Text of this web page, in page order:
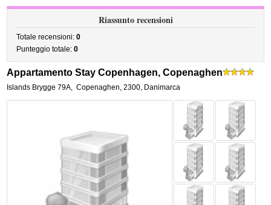
Riassunto recensioni
Totale recensioni:0
Punteggio totale:0
Appartamento Stay Copenhagen, Copenaghen
Islands Brygge 79A, Copenaghen,2300, Danimarca